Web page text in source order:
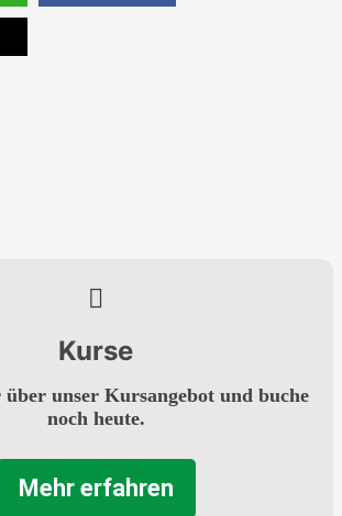
Kurse
unser Kursangebot und buche
noch heute.
Mehr erfahren